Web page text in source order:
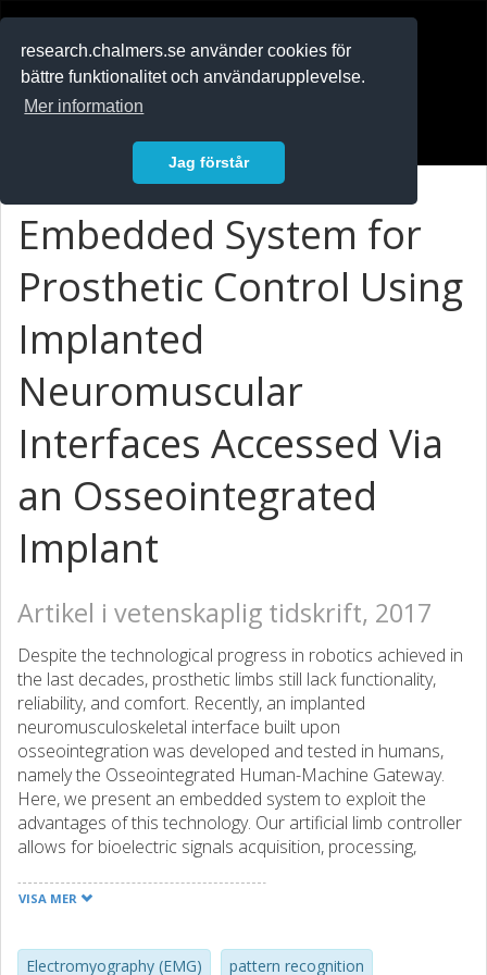
research.chalmers.se använder cookies för
bättre funktionalitet och användarupplevelse.
Mer information
Jag förstår
Embedded System for
Prosthetic Control Using
Implanted
Neuromuscular
Interfaces Accessed Via
an Osseointegrated
Implant
Artikel i vetenskaplig tidskrift, 2017
Despite the technological progress in robotics achieved in
the last decades, prosthetic limbs still lack functionality,
reliability, and comfort. Recently, an implanted
neuromusculoskeletal interface built upon
osseointegration was developed and tested in humans,
namely the Osseointegrated Human-Machine Gateway.
Here, we present an embedded system to exploit the
advantages of this technology. Our artificial limb controller
allows for bioelectric signals acquisition, processing,
feedback. It includes a neurostimulator to provide direct
characterization, power consumption evaluation, and
VISA MER
Electromyography (EMG) pattern recognition